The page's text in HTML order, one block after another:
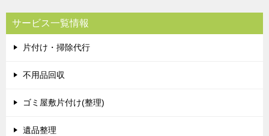
サービス一覧情報
片付け・掃除代行
不用品回収
ゴミ屋敷片付け(整理)
遺品整理